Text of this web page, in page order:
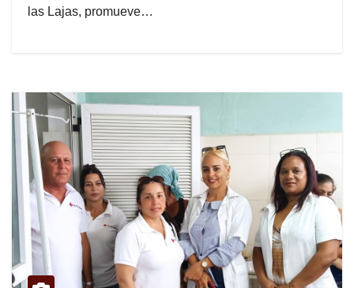
las Lajas, promueve…